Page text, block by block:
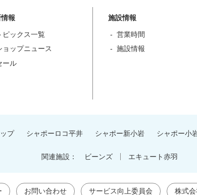
報
ピックス一覧
ョップニュース
ール
施設情報
営業時間
施設情報
プ シャポーロコ平井 シャポー新小岩 シャポー小
関連施設： ビーンズ エキュート赤羽
お問い合わせ サービス向上委員会 株式